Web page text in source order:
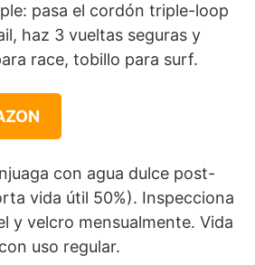
pasa el cordón triple-loop
haz 3 vueltas seguras y
race, tobillo para surf.
con agua dulce post-
vida útil 50%). Inspecciona
y velcro mensualmente. Vida
uso regular.